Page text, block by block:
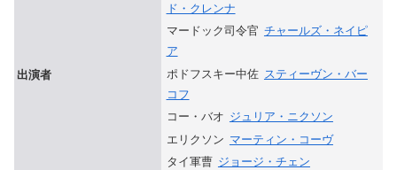
出演者
ド・クレンナ
マードック司令官 チャールズ・ネイピ
ア
ポドフスキー中佐 スティーヴン・バー
コフ
コー・バオ ジュリア・ニクソン
エリクソン マーティン・コーヴ
タイ軍曹 ジョージ・チェン